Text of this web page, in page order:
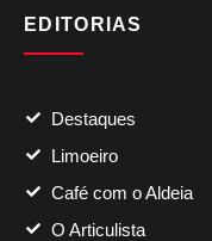
EDITORIAS
Destaques
Limoeiro
Café com o Aldeia
O Articulista